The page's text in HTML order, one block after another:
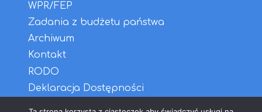
WPR/FEP
Zadania z budżetu państwa
Archiwum
Kontakt
RODO
Deklaracja Dostępności